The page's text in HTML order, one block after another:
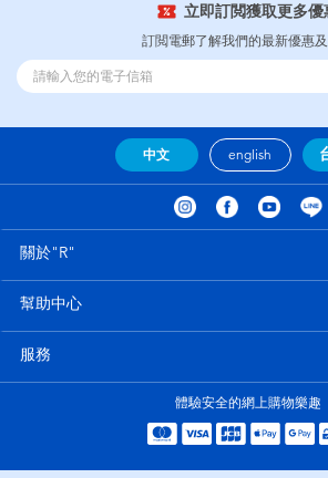
立即訂閲獲取更多優
訂閲電郵了解我們的最新優惠
中文 english
關於"R"
幫助中心
服務
體驗安全的網上購物樂趣